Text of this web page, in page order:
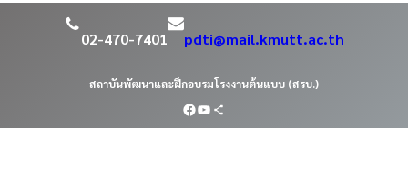
02-470-7401 pdti@mail.kmutt.ac.th
สถาบันพัฒนาและฝึกอบรมโรงงานต้นแบบ (สรบ.)